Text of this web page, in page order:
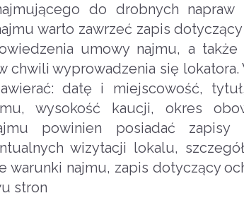
do drobnych
warto zawrzeć zapis
umowy najmu, a
chwili wyprowadzenia się
datę i miejscowość,
wysokość kaucji, okres
powinien posiadać zapisy
wizytacji lokalu,
najmu, zapis dotyczący
stron